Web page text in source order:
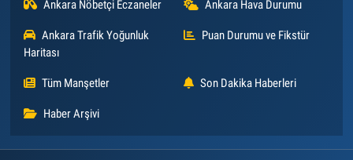
Ankara Nöbetçi Eczaneler Ankara Hava Durumu
Ankara Trafik Yoğunluk
Haritası
Puan Durumu ve Fikstür
Tüm Manşetler Son Dakika Haberleri
Haber Arşivi